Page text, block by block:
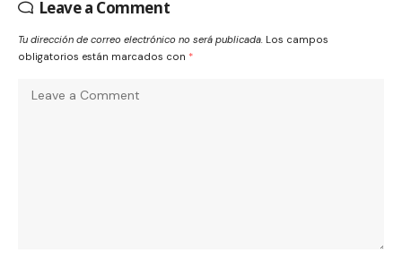
Leave a Comment
Tu dirección de correo electrónico no será publicada. Los campos
obligatorios están marcados con *